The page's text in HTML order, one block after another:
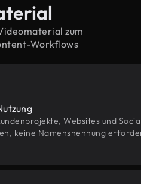
zum
Workflows
Websites und
keine Namensnennung